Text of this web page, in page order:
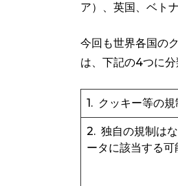
ア）、英国、ベトナ
今回も世界各国の
は、下記の4つに分
1. クッキー等の規
2. 独自の規制は
ータに該当する可